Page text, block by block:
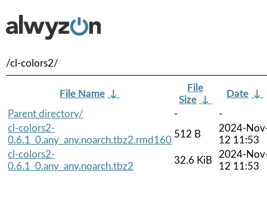
/cl-colors2/
File Name ↓
File
Size ↓
Date ↓
Parent directory/
-
-
cl-colors2-
0.6.1_0.any_any.noarch.tbz2.rmd160
512 B
2024-
12 11:53
cl-colors2-
0.6.1_0.any_any.noarch.tbz2
32.6 KiB
2024-
12 11:53